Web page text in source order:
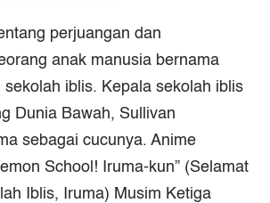
perjuangan dan
anak manusia bernama
sekolah iblis. Kepala sekolah iblis
Dunia Bawah, Sullivan
sebagai cucunya. Anime
School! Iruma-kun” (Selamat
Iblis, Iruma) Musim Ketiga